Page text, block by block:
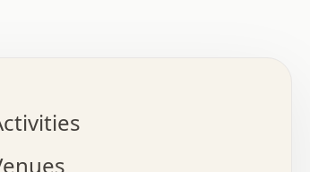
.   .   .   .   .   x   .   .   .   .
.   .   .   .   .   .   x   .   .   .